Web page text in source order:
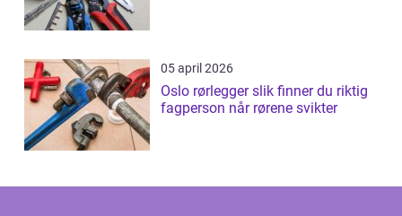
05 april 2026
Oslo rørlegger slik finner du riktig
fagperson når rørene svikter